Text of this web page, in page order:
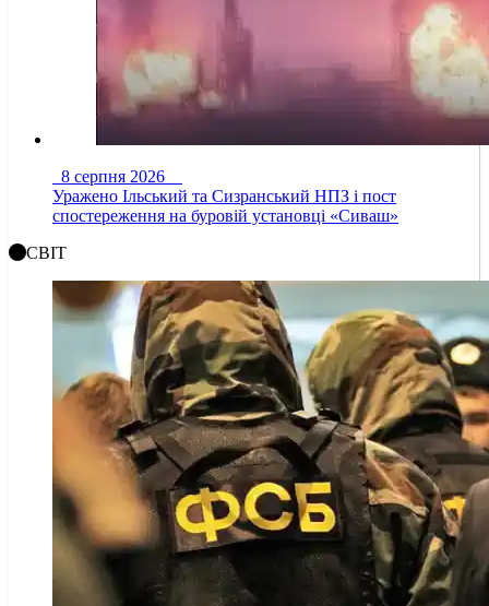
8 серпня 2026
Уражено Ільський та Сизранський НПЗ і пост
спостереження на буровій установці «Сиваш»
СВІТ